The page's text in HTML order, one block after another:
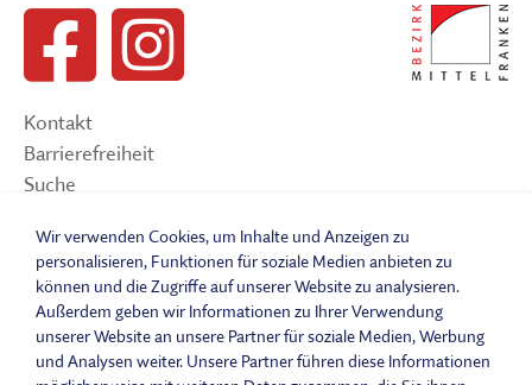
Kontakt
Barrierefreiheit
Suche
Impressum
Datenschutzerklärung
Barrierefreiheitserklärung
Leichte Sprache
Widerrufsbelehrung
Wir verwenden Cookies, um Inhalte und Anzeigen zu
personalisieren, Funktionen für soziale Medien anbieten zu
können und die Zugriffe auf unserer Website zu analysieren.
Außerdem geben wir Informationen zu Ihrer Verwendung
unserer Website an unsere Partner für soziale Medien, Werbung
und Analysen weiter. Unsere Partner führen diese Informationen